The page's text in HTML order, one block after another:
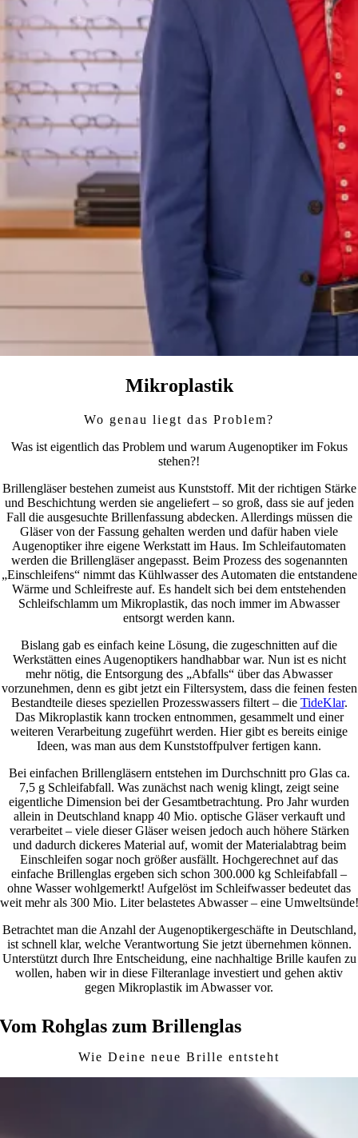
Mikroplastik
Wo genau liegt das Problem?
Was ist eigentlich das Problem und warum Augenoptiker im Fokus
stehen?!
Brillengläser bestehen zumeist aus Kunststoff. Mit der richtigen Stärke
und Beschichtung werden sie angeliefert – so groß, dass sie auf jeden
Fall die ausgesuchte Brillenfassung abdecken. Allerdings müssen die
Gläser von der Fassung gehalten werden und dafür haben viele
Augenoptiker ihre eigene Werkstatt im Haus. Im Schleifautomaten
werden die Brillengläser angepasst. Beim Prozess des sogenannten
„Einschleifens“ nimmt das Kühlwasser des Automaten die entstandene
Wärme und Schleifreste auf. Es handelt sich bei dem entstehenden
Schleifschlamm um Mikroplastik, das noch immer im Abwasser
entsorgt werden kann.
Bislang gab es einfach keine Lösung, die zugeschnitten auf die
Werkstätten eines Augenoptikers handhabbar war. Nun ist es nicht
mehr nötig, die Entsorgung des „Abfalls“ über das Abwasser
vorzunehmen, denn es gibt jetzt ein Filtersystem, dass die feinen festen
Bestandteile dieses speziellen Prozesswassers filtert – die TideKlar.
Das Mikroplastik kann trocken entnommen, gesammelt und einer
weiteren Verarbeitung zugeführt werden. Hier gibt es bereits einige
Ideen, was man aus dem Kunststoffpulver fertigen kann.
Bei einfachen Brillengläsern entstehen im Durchschnitt pro Glas ca.
7,5­ g Schleifabfall. Was zunächst nach wenig klingt, zeigt seine
eigentliche Dimension bei der Gesamtbetrachtung. Pro Jahr wurden
allein in Deutschland knapp 40­ Mio. optische Gläser verkauft und
verarbeitet – viele dieser Gläser weisen jedoch auch höhere Stärken
und dadurch dickeres Material auf, womit der Materialabtrag beim
Einschleifen sogar noch größer ausfällt. Hochgerechnet auf das
einfache Brillenglas ergeben sich schon 300.000­ kg Schleifabfall –
ohne Wasser wohlgemerkt! Aufgelöst im Schleifwasser bedeutet das
weit mehr als 300­ Mio. Liter belastetes Abwasser – eine Umweltsünde!
Betrachtet man die Anzahl der Augenoptikergeschäfte in Deutschland,
ist schnell klar, welche Verantwortung Sie jetzt übernehmen können.
Unterstützt durch Ihre Entscheidung, eine nachhaltige Brille kaufen zu
wollen, haben wir in diese Filteranlage investiert und gehen aktiv
gegen Mikroplastik im Abwasser vor.
Vom Rohglas zum Brillenglas
Wie Deine neue Brille entsteht